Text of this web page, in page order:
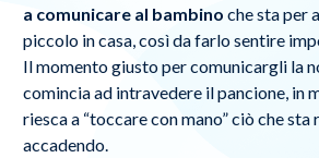
a comunicare al bambino che sta per
piccolo in casa, così da farlo sentire
Il momento giusto per comunicargli la
comincia ad intravedere il pancione, in
riesca a “toccare con mano” ciò che sta
accadendo.